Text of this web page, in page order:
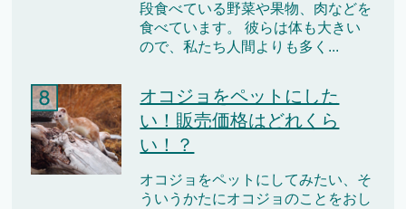
段食べている野菜や果物、肉などを
食べています。 彼らは体も大きい
ので、私たち人間よりも多く...
オコジョをペットにした
い！販売価格はどれくら
い！？
オコジョをペットにしてみたい、そ
ういうかたにオコジョのことをおし